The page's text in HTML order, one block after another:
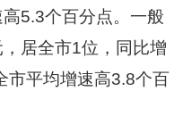
5.3个百分点。一般
居全市1位，同比增
市平均增速高3.8个百